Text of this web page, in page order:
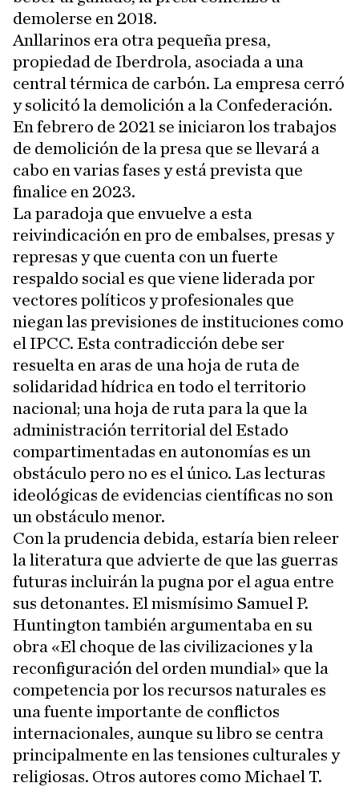
demolerse en 2018.
Anllarinos era otra pequeña presa,
propiedad de Iberdrola, asociada a una
central térmica de carbón. La empresa cerró
y solicitó la demolición a la Confederación.
En febrero de 2021 se iniciaron los trabajos
de demolición de la presa que se llevará a
cabo en varias fases y está prevista que
finalice en 2023.
La paradoja que envuelve a esta
reivindicación en pro de embalses, presas y
represas y que cuenta con un fuerte
respaldo social es que viene liderada por
vectores políticos y profesionales que
niegan las previsiones de instituciones como
el IPCC. Esta contradicción debe ser
resuelta en aras de una hoja de ruta de
solidaridad hídrica en todo el territorio
nacional; una hoja de ruta para la que la
administración territorial del Estado
compartimentadas en autonomías es un
obstáculo pero no es el único. Las lecturas
ideológicas de evidencias científicas no son
un obstáculo menor.
Con la prudencia debida, estaría bien releer
la literatura que advierte de que las guerras
futuras incluirán la pugna por el agua entre
sus detonantes. El mismísimo Samuel P.
Huntington también argumentaba en su
obra «El choque de las civilizaciones y la
reconfiguración del orden mundial» que la
competencia por los recursos naturales es
una fuente importante de conflictos
internacionales, aunque su libro se centra
principalmente en las tensiones culturales y
religiosas. Otros autores como Michael T.